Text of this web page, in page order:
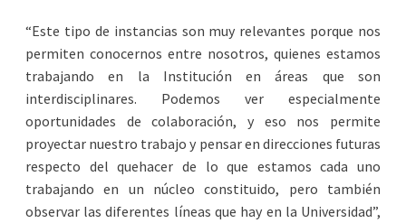
“Este tipo de instancias son muy relevantes porque nos
permiten conocernos entre nosotros, quienes estamos
trabajando en la Institución en áreas que son
interdisciplinares. Podemos ver especialmente
oportunidades de colaboración, y eso nos permite
proyectar nuestro trabajo y pensar en direcciones futuras
respecto del quehacer de lo que estamos cada uno
trabajando en un núcleo constituido, pero también
observar las diferentes líneas que hay en la Universidad”,